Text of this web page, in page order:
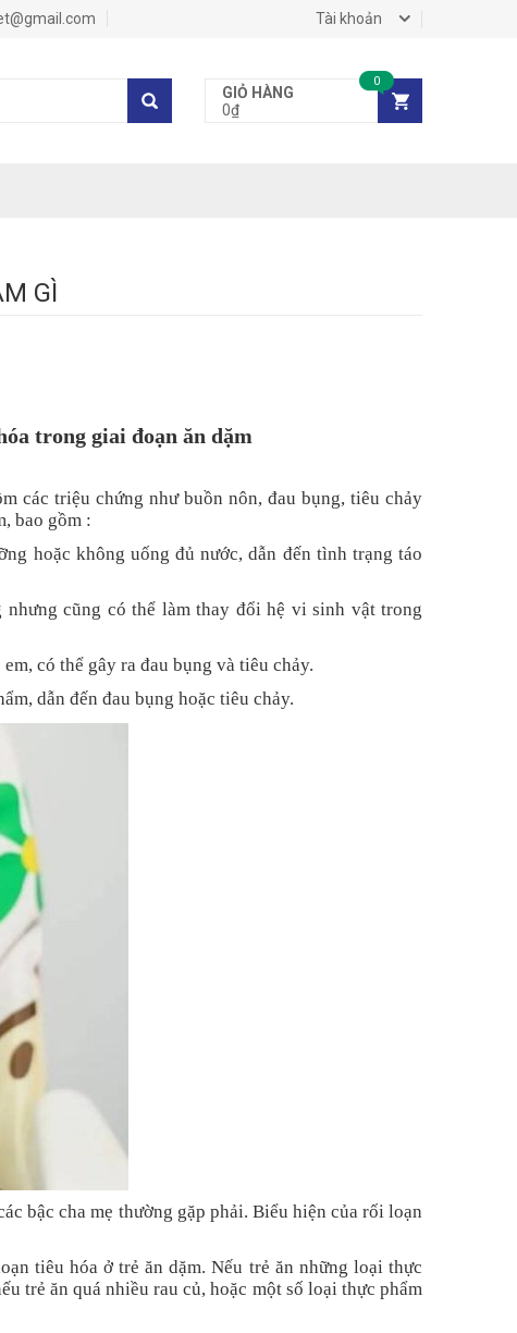
Tài khoản
GIỎ HÀNG
0₫
0
GÌ
trong giai đoạn ăn dặm
các triệu chứng như buồn nôn, đau bụng, tiêu chảy
bao gồm :
hoặc không uống đủ nước, dẫn đến tình trạng táo
cũng có thể làm thay đổi hệ vi sinh vật trong
có thể gây ra đau bụng và tiêu chảy.
dẫn đến đau bụng hoặc tiêu chảy.
bậc cha mẹ thường gặp phải. Biểu hiện của rối loạn
tiêu hóa ở trẻ ăn dặm. Nếu trẻ ăn những loại thực
trẻ ăn quá nhiều rau củ, hoặc một số loại thực phẩm